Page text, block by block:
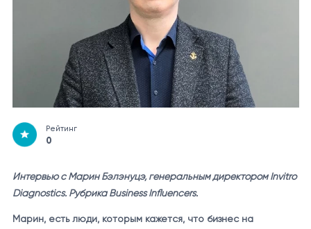
Рейтинг
0
Интервью с Марин Бэлэнуцэ, генеральным директором Invitro
Diagnostics. Рубрика Business Influencers.
Марин, есть люди, которым кажется, что бизнес на